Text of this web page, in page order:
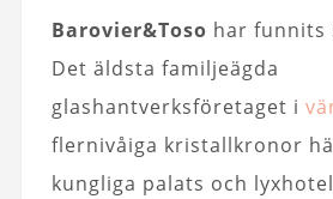
Barovier&Toso har funnits
Det äldsta familjeägda
glashantverksföretaget i
flernivåiga kristallkronor
kungliga palats och